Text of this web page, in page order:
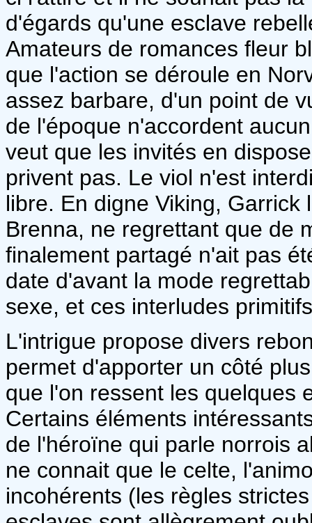
d'égards qu'une esclave
Amateurs de romances fleur
que l'action se déroule en
assez barbare, d'un point de
de l'époque n'accordent
veut que les invités en
privent pas. Le viol n'est
libre. En digne Viking,
Brenna, ne regrettant que de
finalement partagé n'ait pas
date d'avant la mode
sexe, et ces interludes
L'intrigue propose divers
permet d'apporter un côté
que l'on ressent les quelques
Certains éléments
de l'héroïne qui parle norrois
ne connait que le celte,
incohérents (les règles